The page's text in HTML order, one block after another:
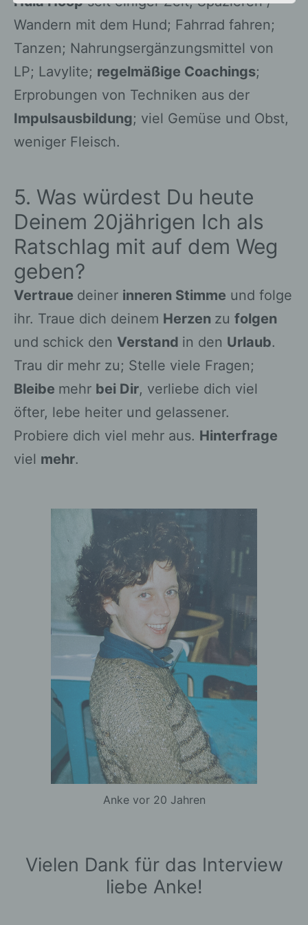
Wandern mit dem Hund; Fahrrad fahren;
Tanzen; Nahrungsergänzungsmittel von
LP; Lavylite; regelmäßige Coachings;
Erprobungen von Techniken aus der
Impulsausbildung; viel Gemüse und Obst,
weniger Fleisch.
5. Was würdest Du heute
Deinem 20jährigen Ich als
Ratschlag mit auf dem Weg
geben?
Vertraue deiner inneren Stimme und folge
ihr. Traue dich deinem Herzen zu folgen
und schick den Verstand in den Urlaub.
Trau dir mehr zu; Stelle viele Fragen;
Bleibe mehr bei Dir, verliebe dich viel
öfter, lebe heiter und gelassener.
Probiere dich viel mehr aus. Hinterfrage
viel mehr.
Anke vor 20 Jahren
Vielen Dank für das Interview
liebe Anke!
d) Einschränkung der
Verarbeitung
Einschränkung der Verarbeitung ist
die Markierung gespeicherter
personenbezogener Daten mit dem
Ziel, ihre künftige Verarbeitung
e) Profiling
Profiling ist jede Art der
automatisierten Verarbeitung
personenbezogener Daten, die darin
besteht, dass diese
personenbezogenen Daten
verwendet werden, um bestimmte
persönliche Aspekte, die sich auf eine
natürliche Person beziehen, zu
bewerten, insbesondere, um Aspekte
bezüglich Arbeitsleistung,
wirtschaftlicher Lage, Gesundheit,
persönlicher Vorlieben, Interessen,
Zuverlässigkeit, Verhalten,
f) Pseudonymisierung
Pseudonymisierung ist die
Verarbeitung personenbezogener
Daten in einer Weise, auf welche die
personenbezogenen Daten ohne
Hinzuziehung zusätzlicher
Informationen nicht mehr einer
spezifischen betroffenen Person
zugeordnet werden können, sofern
diese zusätzlichen Informationen
gesondert aufbewahrt werden und
technischen und organisatorischen
Maßnahmen unterliegen, die
gewährleisten, dass die
personenbezogenen Daten nicht